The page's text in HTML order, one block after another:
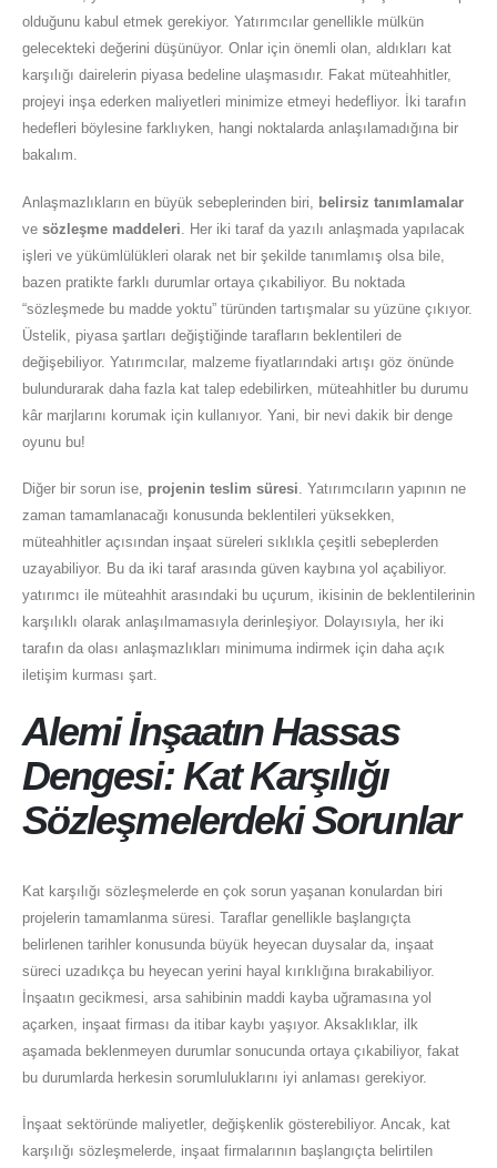
olduğunu kabul etmek gerekiyor. Yatırımcılar genellikle mülkün
gelecekteki değerini düşünüyor. Onlar için önemli olan, aldıkları kat
karşılığı dairelerin piyasa bedeline ulaşmasıdır. Fakat müteahhitler,
projeyi inşa ederken maliyetleri minimize etmeyi hedefliyor. İki tarafın
hedefleri böylesine farklıyken, hangi noktalarda anlaşılamadığına bir
bakalım.
Anlaşmazlıkların en büyük sebeplerinden biri, belirsiz tanımlamalar
ve sözleşme maddeleri . Her iki taraf da yazılı anlaşmada yapılacak
işleri ve yükümlülükleri olarak net bir şekilde tanımlamış olsa bile,
bazen pratikte farklı durumlar ortaya çıkabiliyor. Bu noktada
“sözleşmede bu madde yoktu” türünden tartışmalar su yüzüne çıkıyor.
Üstelik, piyasa şartları değiştiğinde tarafların beklentileri de
değişebiliyor. Yatırımcılar, malzeme fiyatlarındaki artışı göz önünde
bulundurarak daha fazla kat talep edebilirken, müteahhitler bu durumu
kâr marjlarını korumak için kullanıyor. Yani, bir nevi dakik bir denge
oyunu bu!
Diğer bir sorun ise, projenin teslim süresi. Yatırımcıların yapının ne
zaman tamamlanacağı konusunda beklentileri yüksekken,
müteahhitler açısından inşaat süreleri sıklıkla çeşitli sebeplerden
uzayabiliyor. Bu da iki taraf arasında güven kaybına yol açabiliyor.
yatırımcı ile müteahhit arasındaki bu uçurum, ikisinin de beklentilerinin
karşılıklı olarak anlaşılmamasıyla derinleşiyor. Dolayısıyla, her iki
tarafın da olası anlaşmazlıkları minimuma indirmek için daha açık
iletişim kurması şart.
Alemi İnşaatın Hassas
Dengesi: Kat Karşılığı
Sözleşmelerdeki Sorunlar
Kat karşılığı sözleşmelerde en çok sorun yaşanan konulardan biri
projelerin tamamlanma süresi. Taraflar genellikle başlangıçta
belirlenen tarihler konusunda büyük heyecan duysalar da, inşaat
süreci uzadıkça bu heyecan yerini hayal kırıklığına bırakabiliyor.
İnşaatın gecikmesi, arsa sahibinin maddi kayba uğramasına yol
açarken, inşaat firması da itibar kaybı yaşıyor. Aksaklıklar, ilk
aşamada beklenmeyen durumlar sonucunda ortaya çıkabiliyor, fakat
bu durumlarda herkesin sorumluluklarını iyi anlaması gerekiyor.
İnşaat sektöründe maliyetler, değişkenlik gösterebiliyor. Ancak, kat
karşılığı sözleşmelerde, inşaat firmalarının başlangıçta belirtilen